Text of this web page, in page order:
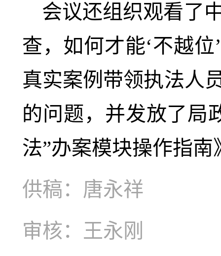
会议还组织观看了
查，如何才能‘不越
真实案例带领执法人
的问题，并发放了局
法”办案模块操作指南
供稿：唐永祥
审核：王永刚